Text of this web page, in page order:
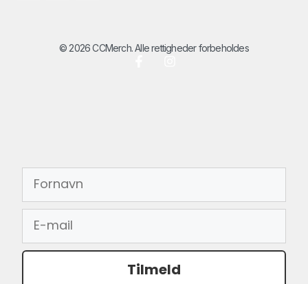
© 2026 CCMerch. Alle rettigheder forbeholdes
FORNAVN
EMAIL
Tilmeld